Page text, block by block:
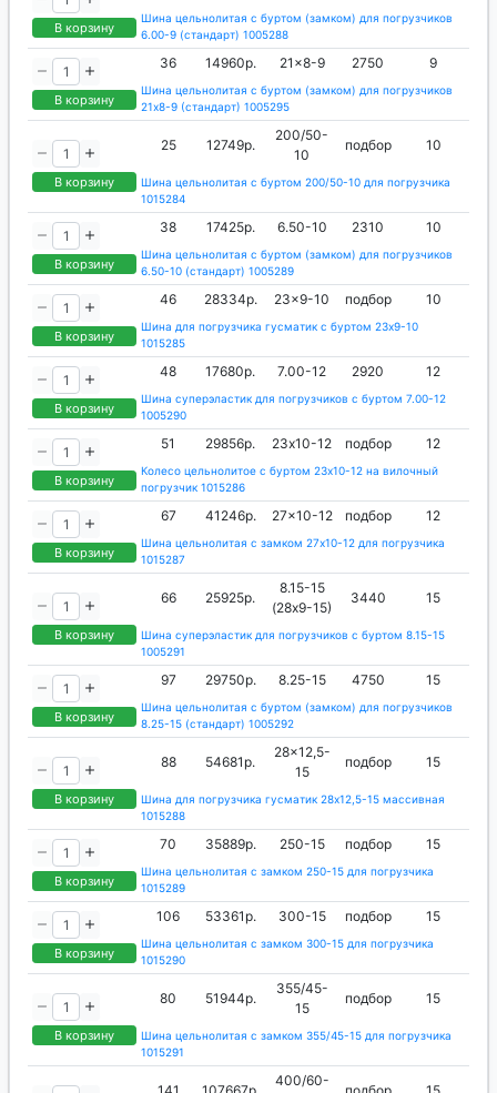
В корзину
Шина цельнолитая с буртом (замком) для погрузчиков
6.00-9 (стандарт) 1005288
В корзину
36 14960р. 21x8-9 2750 9
Шина цельнолитая с буртом (замком) для погрузчиков
21x8-9 (стандарт) 1005295
В корзину
25 12749р.
200/50-
10
подбор 10
Шина цельнолитая с буртом 200/50-10 для погрузчика
1015284
В корзину
38 17425р. 6.50-10 2310 10
Шина цельнолитая с буртом (замком) для погрузчиков
6.50-10 (стандарт) 1005289
В корзину
46 28334р. 23x9-10 подбор 10
Шина для погрузчика гусматик с буртом 23x9-10
1015285
В корзину
48 17680р. 7.00-12 2920 12
Шина суперэластик для погрузчиков с буртом 7.00-12
1005290
В корзину
51 29856р. 23х10-12 подбор 12
Колесо цельнолитое с буртом 23х10-12 на вилочный
погрузчик 1015286
В корзину
67 41246р. 27x10-12 подбор 12
Шина цельнолитая с замком 27x10-12 для погрузчика
1015287
В корзину
66 25925р.
8.15-15
(28х9-15)
3440 15
Шина суперэластик для погрузчиков с буртом 8.15-15
1005291
В корзину
97 29750р. 8.25-15 4750 15
Шина цельнолитая с буртом (замком) для погрузчиков
8.25-15 (стандарт) 1005292
В корзину
88 54681р.
28x12,5-
15
подбор 15
Шина для погрузчика гусматик 28x12,5-15 массивная
1015288
В корзину
70 35889р. 250-15 подбор 15
Шина цельнолитая с замком 250-15 для погрузчика
1015289
В корзину
106 53361р. 300-15 подбор 15
Шина цельнолитая с замком 300-15 для погрузчика
1015290
В корзину
80 51944р.
355/45-
15
подбор 15
Шина цельнолитая с замком 355/45-15 для погрузчика
1015291
400/60-